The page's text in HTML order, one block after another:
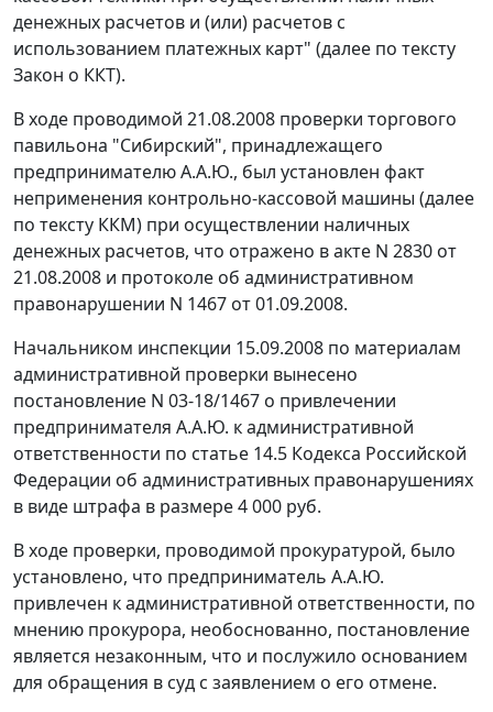
денежных расчетов и (или) расчетов с
использованием платежных карт" (далее по тексту
Закон о ККТ).
В ходе проводимой 21.08.2008 проверки торгового
павильона "Сибирский", принадлежащего
предпринимателю А.А.Ю., был установлен факт
неприменения контрольно-кассовой машины (далее
по тексту ККМ) при осуществлении наличных
денежных расчетов, что отражено в акте N 2830 от
21.08.2008 и протоколе об административном
правонарушении N 1467 от 01.09.2008.
Начальником инспекции 15.09.2008 по материалам
административной проверки вынесено
постановление N 03-18/1467 о привлечении
предпринимателя А.А.Ю. к административной
ответственности по статье 14.5 Кодекса Российской
Федерации об административных правонарушениях
в виде штрафа в размере 4 000 руб.
В ходе проверки, проводимой прокуратурой, было
установлено, что предприниматель А.А.Ю.
привлечен к административной ответственности, по
мнению прокурора, необоснованно, постановление
является незаконным, что и послужило основанием
для обращения в суд с заявлением о его отмене.